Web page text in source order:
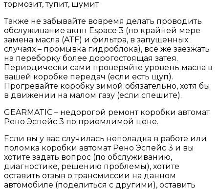
тормозит, тупит, шумит
Также не забывайте вовремя делать проводить
обслуживание акпп Espace 3 (по крайней мере
замена масла (ATF) и фильтра, в запущенных
случаях – промывка гидроблока), всё же заезжать
на переборку более дорогостоящая затея.
Периодически сами проверяйте уровень масла в
вашей коробке передач (если есть щуп).
Прогревайте коробку зимой обязательно, хотя бы
в движении на малом газу (если спешите).
GEARMATIC – недорогой ремонт коробки автомат
Рено Эспейс 3 по приемлимой цене.
Если вы у вас случилась неполадка в работе или
поломка коробки автомат Рено Эспейс 3 и вы
хотите задать вопрос (по обслуживанию,
диагностике, решению проблемы), хотите
оставить отзыв о трансмиссии на данном
автомобиле (поделиться с другими), оставить